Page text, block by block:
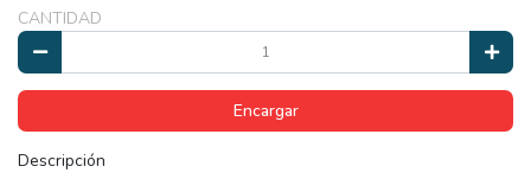
CANTIDAD
Encargar
Descripción